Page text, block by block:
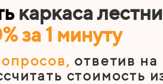
каркаса
за 1 минуту
, ответив
стоимость